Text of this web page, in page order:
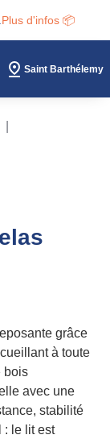
Plus d'infos 📦
Saint Barthélemy
grâce
à toute
bois
avec une
stabilité
: le lit est